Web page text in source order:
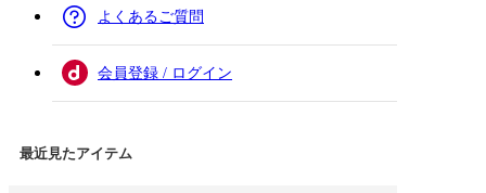
よくあるご質問
会員登録 / ログイン
最近見たアイテム